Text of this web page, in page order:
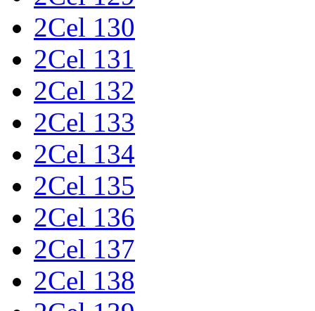
2Cel 130
2Cel 131
2Cel 132
2Cel 133
2Cel 134
2Cel 135
2Cel 136
2Cel 137
2Cel 138